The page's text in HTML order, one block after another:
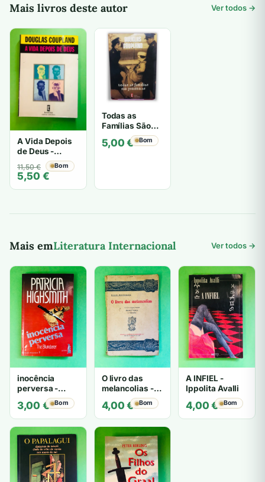
Mais livros deste autor Ver todos →
A Vida Depois
de Deus -
Douglas
Coupland
11,50€
O
preço
original
11,50 €.
5,50 €
O
preço
atual
5,50 €.
Bom
Todas as
Famílias São
Psicóticas -
Douglas
5,00€ Bom
Mais emLiteratura Internacional Ver todos →
inocência
perversa -
PATRICIA
HIGHSMITH
3,00 € Bom
O livro das
melancolias -
Mantegazza
4,00€ Bom
A INFIEL -
Ippolita Avalli
4,00€ Bom